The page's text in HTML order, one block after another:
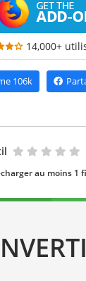
14,000+
106k
au moins 1